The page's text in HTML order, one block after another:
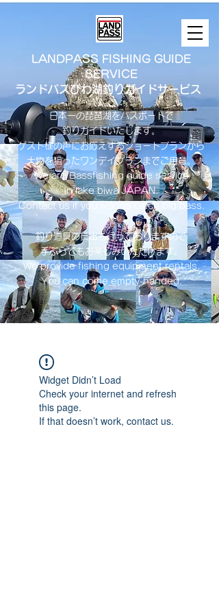
LANDPASS FISHING GUIDE
SERVICE
ランドパスびわ湖釣りガイドサービス
日本一の琵琶湖をバスボートで
釣りガイドいたします。
​ゲスト様の声にお応えするショートプランから
大物を狙ったワンデイプランまでご用意。
​We are Bassfishing guide service
in lake biwa ​JAPAN.
Contact us if you wanna catch big bass.
釣り道具の貸出も行っておりますので
手ぶらでもお楽しみいただけます。
We provide fishing equipment rentals.
You can come empty-handed.
Widget Didn’t Load
Check your internet and refresh
this page.
If that doesn’t work, contact us.